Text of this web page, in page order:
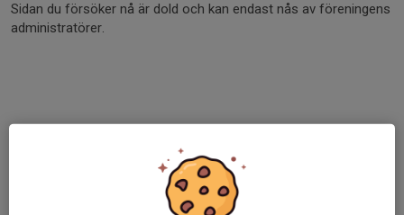
Sidan du försöker nå är dold och kan endast nås av föreningens
administratörer.